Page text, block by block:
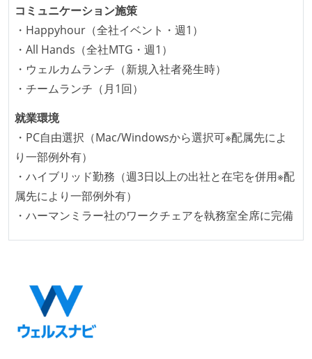
自動（＝システム化され、1コマンドで実行できる）
ビルド、自動デプロイ環境が整備されている
コードによるインフラ構成管理（Infrastructure as
Code）の環境が整備されている
オープンな情報共有
KPI などチームの目標・実績値について、メンバーの
誰もがいつでも閲覧可能になっている
ドキュメントの整備やペアプロ、モブワークなど、ナ
レッジの共有を積極的に行っている（属人性を減らす
取り組みをしている）
大規模サービスの開発
大規模テーブルあり（1テーブルあたり数千万レコー
ド以上）
1つのプロダクトを5チーム以上の開発チーム（ストリ
コミュニケーション施策
・Happyhour（全社イベント・週1）
・All Hands（全社MTG・週1）
・ウェルカムランチ（新規入社者発生時）
・チームランチ（月1回）
就業環境
・PC自由選択（Mac/Windowsから選択可※配属先によ
り一部例外有）
・ハイブリッド勤務（週3日以上の出社と在宅を併用※配
属先により一部例外有）
・ハーマンミラー社のワークチェアを執務室全席に完備